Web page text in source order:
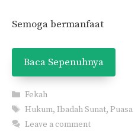
Semoga bermanfaat
Baca Sepenuhnya
Categories
Fekah
Tags
Hukum,Ibadah Sunat,Puasa
Leave a comment